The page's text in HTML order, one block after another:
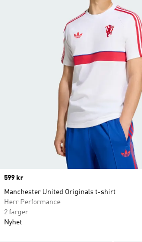
Price
599 kr
Manchester United Originals t-shirt
Herr Performance
2 färger
Nyhet